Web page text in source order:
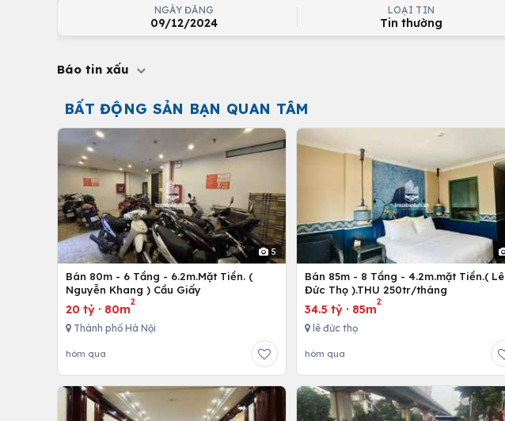
NGÀY ĐĂNG
09/12/2024
LOẠI TIN
Tin thường
Báo tin xấu
BẤT ĐỘNG SẢN BẠN QUAN TÂM
5
Bán 80m - 6 Tầng - 6.2m.Mặt Tiền. (
Nguyễn Khang ) Cầu Giấy
20 tỷ · 80m
2
Thành phố Hà Nội
hôm qua
Bán 85m - 8 Tầng - 4.2m.mặt Tiền.( Lê
Đức Thọ ).THU 250tr/tháng
34.5 tỷ · 85m
2
lê đức thọ
hôm qua